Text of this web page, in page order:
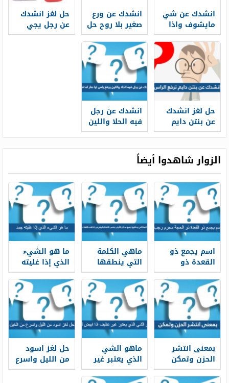
انشدك عن شي
مايشوف واذا
صارت الدنيا
ظلام يشوف
اسمه مكون من
٤ حروف معروف
عند البدو
ويقدمونه
للضيوف
انشدك عن ورع
صغير بلا روح حل
اللغز
حل لغز انشدك
عن رجل يجي
بالسنه يوم
حل لغز انشدك
عن بنتن دايم
ترفع الراس
انشدك عن رجل
فيه الحلا واللين
يرفع راس ليا
الزوار شاهدوا أيضاً
اسم يجمع ذو
القعدة ذو
الحجة محرم
رجب الاشهر من
5 حروف
ماهي الكلمة
التي ينطقها
جميع سكان
الأرض بنفس
اللفظ بالرغم
من اختلاف
اللغات
واللهجات
ما هو الشيء
الذي إذا غليته
جمد
بمعنى انتشر
الحزن وتمكن
الحزن من 3
ماهو الشي
الذي يعتبر غير
نظيف اذا ابيض
حل لغز اسود
من الليل واسرع
من الخيل